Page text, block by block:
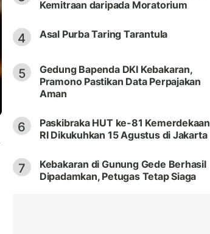
Kemitraan daripada Moratorium
4 Asal Purba Taring Tarantula
5
Gedung Bapenda DKI Kebakaran,
Pramono Pastikan Data Perpajakan
Aman
6
Paskibraka HUT ke-81 Kemerdekaan
RI Dikukuhkan 15 Agustus di Jakarta
7
Kebakaran di Gunung Gede Berhasil
Dipadamkan, Petugas Tetap Siaga